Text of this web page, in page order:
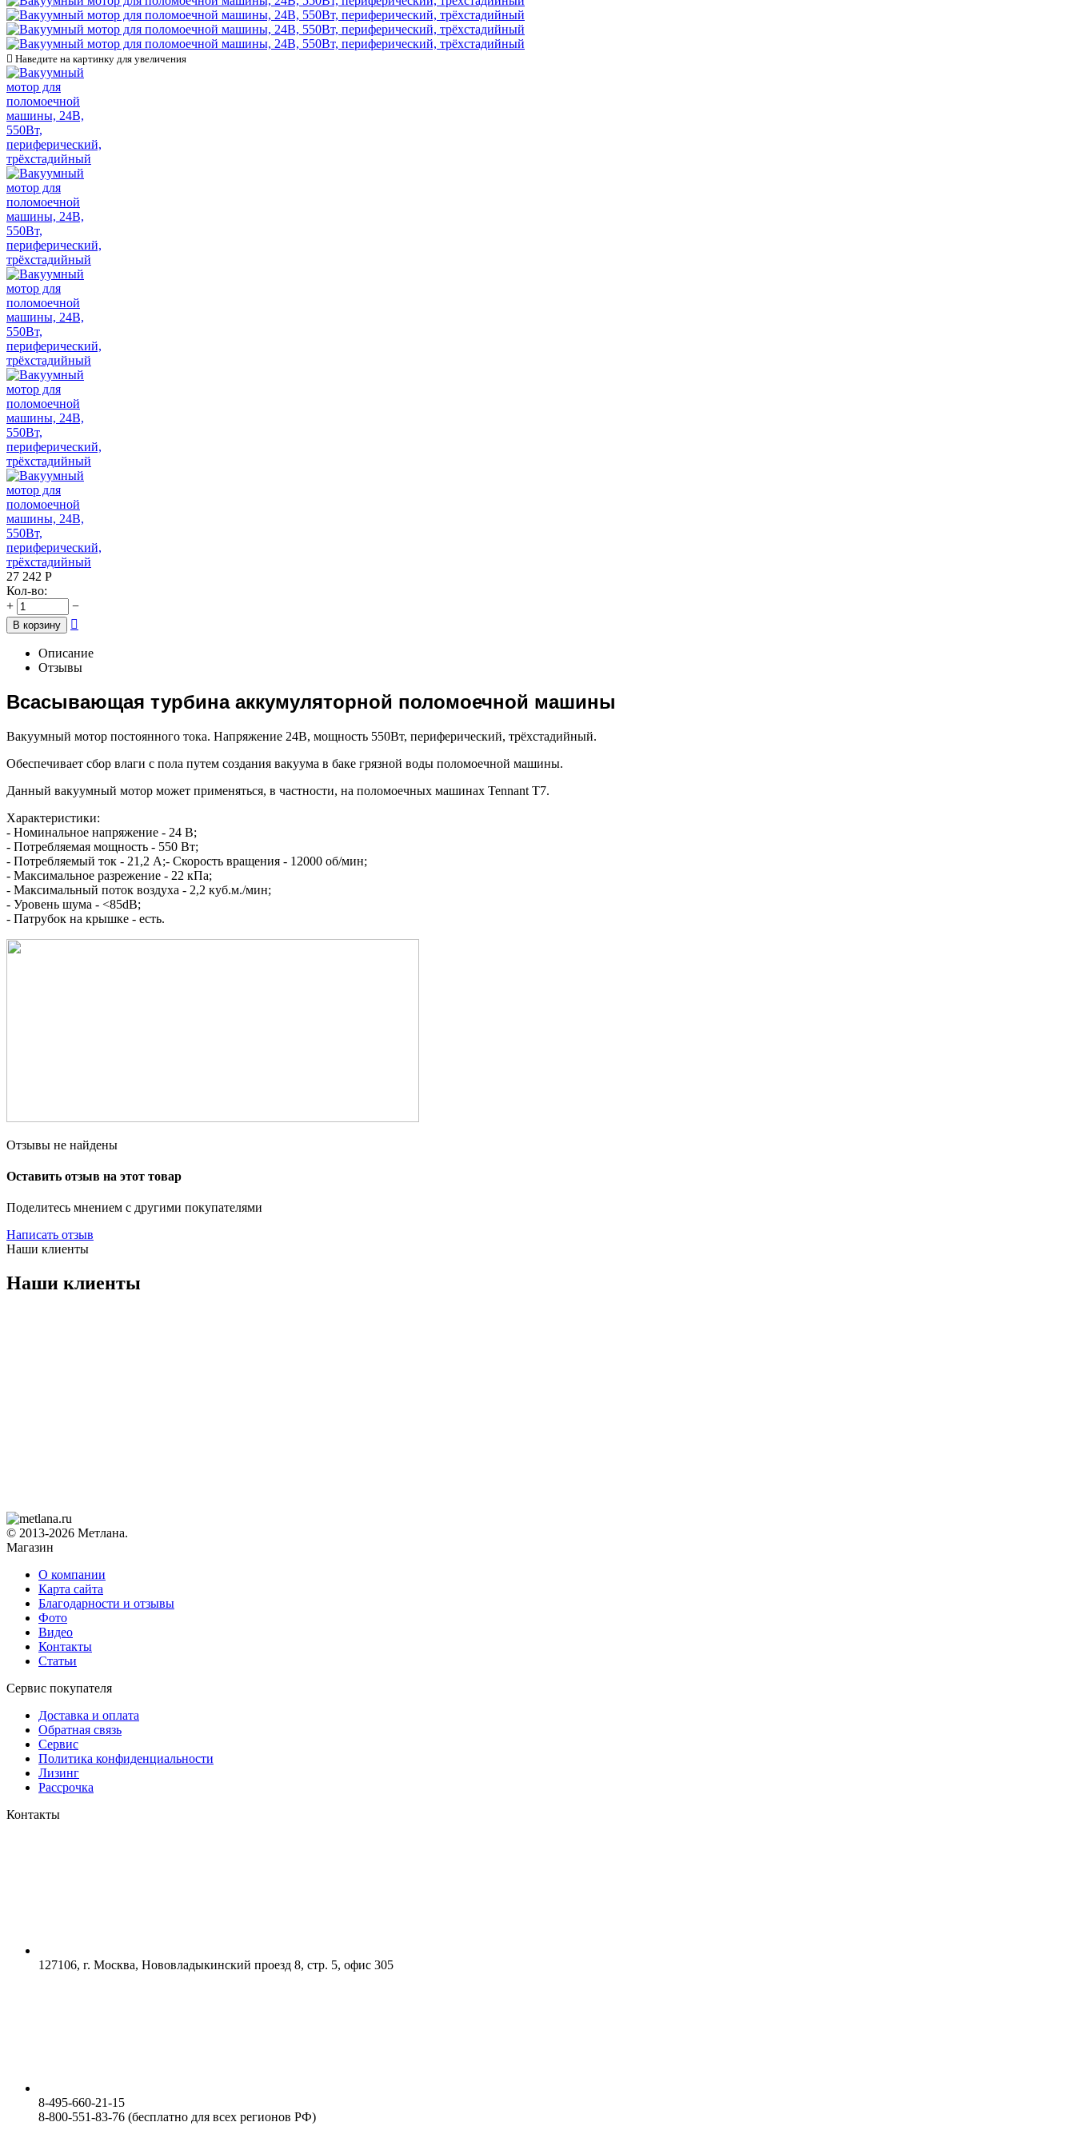
 Наведите на картинку для увеличения
27 242 Р
Кол-во:
+
−
В корзину 
Описание
Отзывы
Всасывающая турбина аккумуляторной поломоечной машины
Вакуумный мотор постоянного тока. Напряжение 24В, мощность 550Вт, периферический, трёхстадийный.
Обеспечивает сбор влаги с пола путем создания вакуума в баке грязной воды поломоечной машины.
Данный вакуумный мотор может применяться, в частности, на поломоечных машинах Tennant T7.
Характеристики:
- Номинальное напряжение - 24 В;
- Потребляемая мощность - 550 Вт;
- Потребляемый ток - 21,2 А;- Скорость вращения - 12000 об/мин;
- Максимальное разрежение - 22 кПа;
- Максимальный поток воздуха - 2,2 куб.м./мин;
- Уровень шума - <85dB;
- Патрубок на крышке - есть.
Отзывы не найдены
Оставить отзыв на этот товар
Поделитесь мнением с другими покупателями
Написать отзыв
Наши клиенты
Наши клиенты
© 2013-2026 Метлана.
Магазин
О компании
Карта сайта
Благодарности и отзывы
Фото
Видео
Контакты
Статьи
Сервис покупателя
Доставка и оплата
Обратная связь
Сервис
Политика конфиденциальности
Лизинг
Рассрочка
Контакты
127106, г. Москва, Нововладыкинский проезд 8, стр. 5, офис 305
8-495-660-21-15
8-800-551-83-76 (бесплатно для всех регионов РФ)